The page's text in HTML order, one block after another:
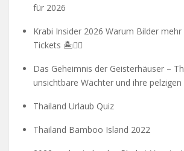
für 2026
Krabi Insider 2026 Warum Bilder
Tickets 🏝️🧗‍♂️
Das Geheimnis der Geisterhäuser –
unsichtbare Wächter und ihre pelzigen
Thailand Urlaub Quiz
Thailand Bamboo Island 2022